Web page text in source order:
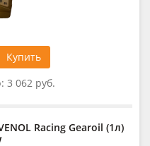
Купить
3 062 руб.
Racing Gearoil (1л)